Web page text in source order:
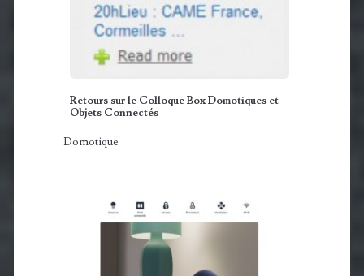
Retours sur le Colloque Box Domotiques et
Objets Connectés
Domotique